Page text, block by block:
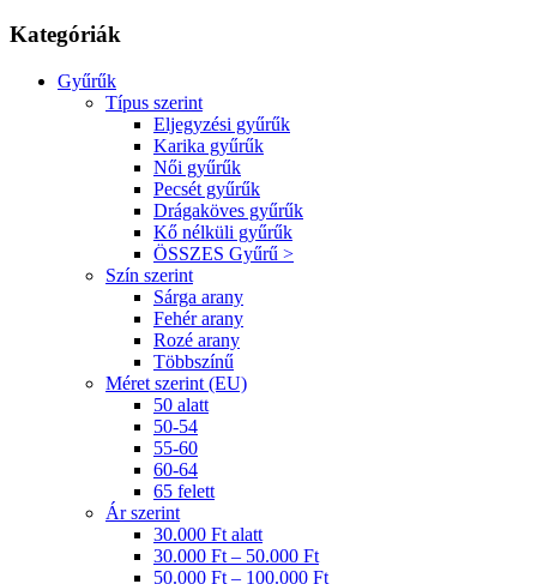
Kategóriák
Gyűrűk
Típus szerint
Eljegyzési gyűrűk
Karika gyűrűk
Női gyűrűk
Pecsét gyűrűk
Drágaköves gyűrűk
Kő nélküli gyűrűk
ÖSSZES Gyűrű >
Szín szerint
Sárga arany
Fehér arany
Rozé arany
Többszínű
Méret szerint (EU)
50 alatt
50-54
55-60
60-64
65 felett
Ár szerint
30.000 Ft alatt
30.000 Ft – 50.000 Ft
50.000 Ft – 100.000 Ft